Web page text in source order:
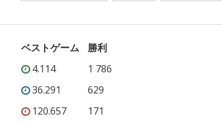
ベストゲーム
勝利
4.114
1 786
36.291
629
120.657
171